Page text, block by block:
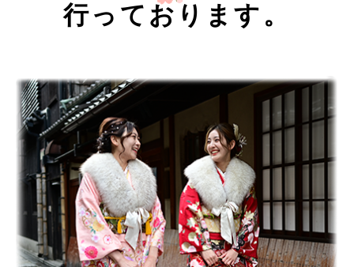
行っております。